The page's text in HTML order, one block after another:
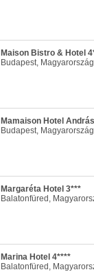
Maison Bistro & Hotel
Budapest, Magyarország
Mamaison Hotel
Budapest, Magyarország
Margaréta Hotel 3***
Balatonfüred,
Marina Hotel 4****
Balatonfüred,